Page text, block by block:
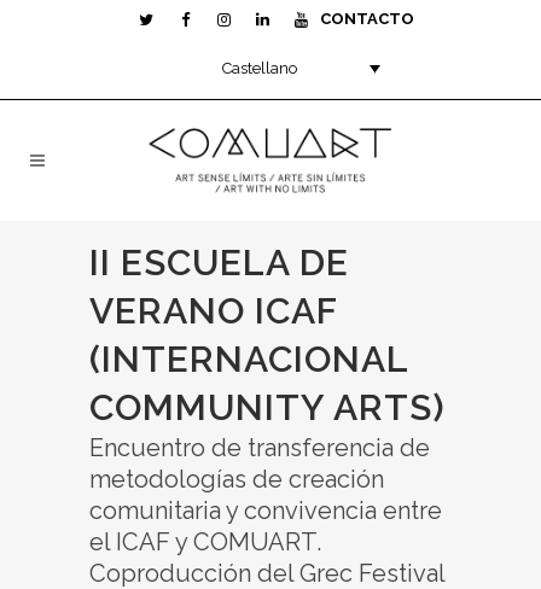
CONTACTO
Castellano
II ESCUELA DE
VERANO ICAF
(INTERNACIONAL
COMMUNITY ARTS)
Encuentro de transferencia de
metodologías de creación
comunitaria y convivencia entre
el ICAF y COMUART.
Coproducción del Grec Festival